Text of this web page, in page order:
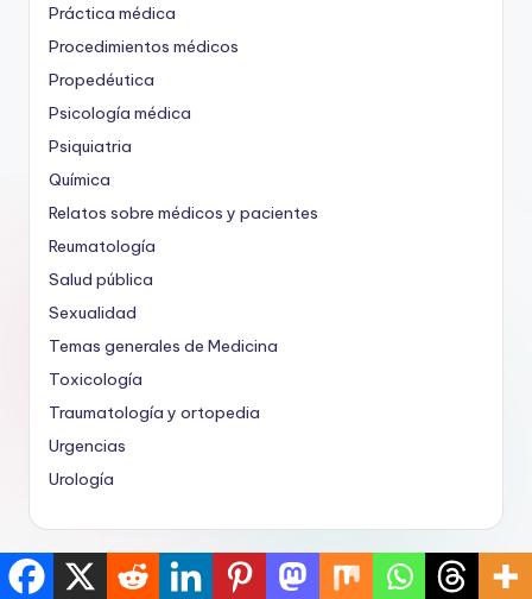
Práctica médica
Procedimientos médicos
Propedéutica
Psicología médica
Psiquiatria
Química
Relatos sobre médicos y pacientes
Reumatología
Salud pública
Sexualidad
Temas generales de Medicina
Toxicología
Traumatología y ortopedia
Urgencias
Urología